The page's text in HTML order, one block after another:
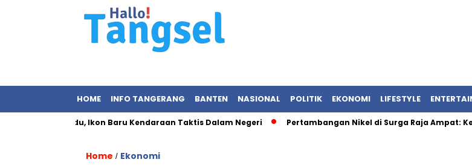
HOME INFO TANGERANG BANTEN NASIONAL POLITIK EKONOMI LIFESTYLE
Pandu, Ikon Baru Kendaraan Taktis Dalam Negeri Pertambangan Nikel di Surga Raja Ampat: Ketika
Home / Ekonomi